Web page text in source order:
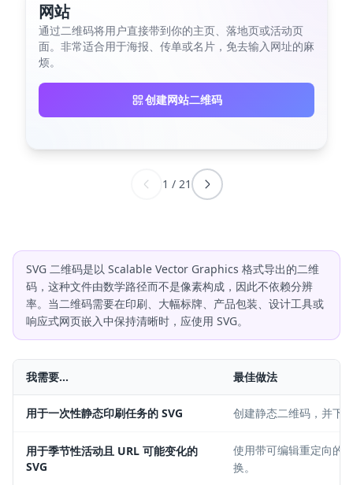
网站
通过二维码将用户直接带到你的主页、落地页或活动页
面。非常适合用于海报、传单或名片，免去输入网址的麻
烦。
创建网站二维码
1 / 21
SVG 二维码是以 Scalable Vector Graphics 格式导出的二维
码，这种文件由数学路径而不是像素构成，因此不依赖分辨
率。当二维码需要在印刷、大幅标牌、产品包装、设计工具或
响应式网页嵌入中保持清晰时，应使用 SVG。
我需要... 最佳做法
用于一次性静态印刷任务的 SVG 创建静态二维码，并下
用于季节性活动且 URL 可能变化的
SVG
使用带可编辑重定向的
换。